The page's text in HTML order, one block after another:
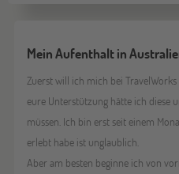
Mein Aufenthalt in
Zuerst will ich mich bei
eure Unterstützung hätte ich diese
müssen. Ich bin erst seit einem
erlebt habe ist unglaublich.
Aber am besten beginne ich von